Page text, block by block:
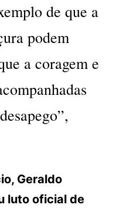
de que a
podem
a coragem e
Geraldo
luto oficial de